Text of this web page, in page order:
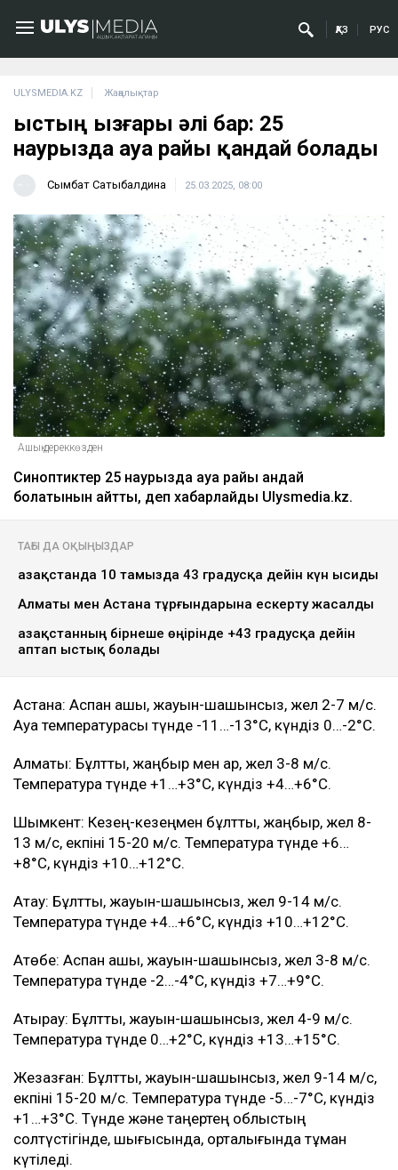
ҚАЗ РУС
ULYSMEDIA.KZ Жаңалықтар
Қыстың ызғары әлі бар: 25
наурызда ауа райы қандай болады
Сымбат Сатыбалдина 25.03.2025, 08:00
Ашық дереккөзден
Синоптиктер 25 наурызда ауа райы қандай
болатынын айтты, деп хабарлайды Ulysmedia.kz.
ТАҒЫ ДА ОҚЫҢЫЗДАР
Қазақстанда 10 тамызда 43 градусқа дейін күн ысиды
Алматы мен Астана тұрғындарына ескерту жасалды
Қазақстанның бірнеше өңірінде +43 градусқа дейін
аптап ыстық болады
Астана: Аспан ашық, жауын-шашынсыз, жел 2-7 м/с.
Ауа температурасы түнде -11…-13°C, күндіз 0…-2°C.
Алматы: Бұлтты, жаңбыр мен қар, жел 3-8 м/с.
Температура түнде +1…+3°C, күндіз +4…+6°C.
Шымкент: Кезең-кезеңмен бұлтты, жаңбыр, жел 8-
13 м/с, екпіні 15-20 м/с. Температура түнде +6…
+8°C, күндіз +10…+12°C.
Ақтау: Бұлтты, жауын-шашынсыз, жел 9-14 м/с.
Температура түнде +4…+6°C, күндіз +10…+12°C.
Ақтөбе: Аспан ашық, жауын-шашынсыз, жел 3-8 м/с.
Температура түнде -2…-4°C, күндіз +7…+9°C.
Атырау: Бұлтты, жауын-шашынсыз, жел 4-9 м/с.
Температура түнде 0…+2°C, күндіз +13…+15°C.
Жезқазған: Бұлтты, жауын-шашынсыз, жел 9-14 м/с,
екпіні 15-20 м/с. Температура түнде -5…-7°C, күндіз
+1…+3°C. Түнде және таңертең облыстың
солтүстігінде, шығысында, орталығында тұман
күтіледі.